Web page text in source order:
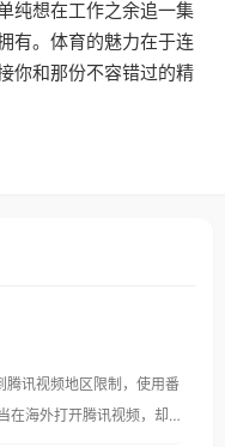
纯想在工作之余追一集
有。体育的魅力在于连
你和那份不容错过的精
腾讯视频地区限制，使用番